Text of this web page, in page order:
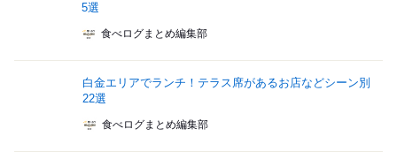
5選
食べログまとめ編集部
白金エリアでランチ！テラス席があるお店などシーン別
22選
食べログまとめ編集部